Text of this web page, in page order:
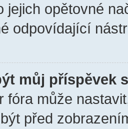
jejich opětovné
odpovídající
můj příspěvek
fóra může
před